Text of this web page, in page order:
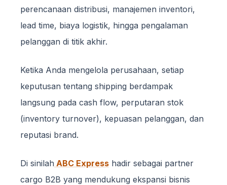
perencanaan distribusi, manajemen inventori,
lead time, biaya logistik, hingga pengalaman
pelanggan di titik akhir.
Ketika Anda mengelola perusahaan, setiap
keputusan tentang shipping berdampak
langsung pada cash flow, perputaran stok
(inventory turnover), kepuasan pelanggan, dan
reputasi brand.
Di sinilah ABC Express hadir sebagai partner
cargo B2B yang mendukung ekspansi bisnis